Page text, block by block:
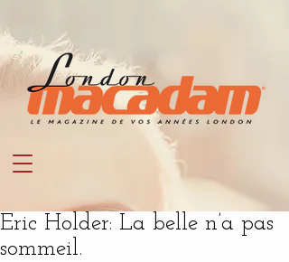
Eric Holder: La belle n’a pas
sommeil.